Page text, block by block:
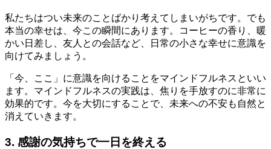
私たちはつい未来のことばかり考えてしまいがちです。でも
本当の幸せは、今この瞬間にあります。コーヒーの香り、暖
かい日差し、友人との会話など、日常の小さな幸せに意識を
向けてみましょう。
「今、ここ」に意識を向けることをマインドフルネスといい
ます。マインドフルネスの実践は、焦りを手放すのに非常に
効果的です。今を大切にすることで、未来への不安も自然と
消えていきます。
3. 感謝の気持ちで一日を終える